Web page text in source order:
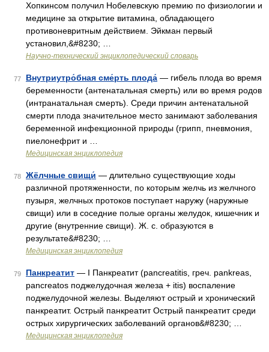
Хопкинсом получил Нобелевскую премию по физиологии и
медицине за открытие витамина, обладающего
противоневритным действием. Эйкман первый
установил,&#8230; …
Научно-технический энциклопедический словарь
77 Внутриутро́бная сме́рть плода́ — гибель плода во время
беременности (антенатальная смерть) или во время родов
(интранатальная смерть). Среди причин антенатальной
смерти плода значительное место занимают заболевания
беременной инфекционной природы (грипп, пневмония,
пиелонефрит и …
Медицинская энциклопедия
78 Жёлчные свищи́ — длительно существующие ходы
различной протяженности, по которым желчь из желчного
пузыря, желчных протоков поступает наружу (наружные
свищи) или в соседние полые органы желудок, кишечник и
другие (внутренние свищи). Ж. с. образуются в
результате&#8230; …
Медицинская энциклопедия
79 Панкреатит — I Панкреатит (pancreatitis, греч. pankreas,
pancreatos поджелудочная железа + itis) воспаление
поджелудочной железы. Выделяют острый и хронический
панкреатит. Острый панкреатит Острый панкреатит среди
острых хирургических заболеваний органов&#8230; …
Медицинская энциклопедия